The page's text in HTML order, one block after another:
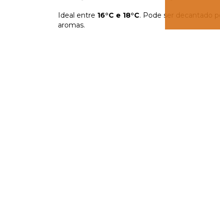
Ideal entre 16°C e 18°C. Pode ser decantado
aromas.